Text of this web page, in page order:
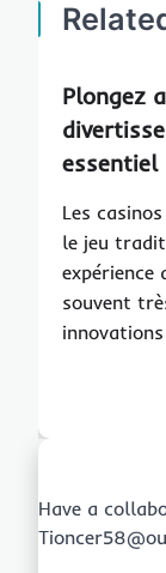
Plongez
essentiel
Les
le jeu
expérience
souvent
Have a